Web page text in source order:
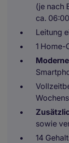
(je nach
ca.
Leitung
1 Home-
sowie
14